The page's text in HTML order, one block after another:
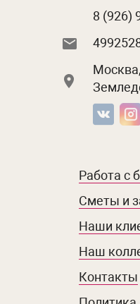
8 (926)
Москва,
Работа с
Сметы и
Наши
Наш
Контакты